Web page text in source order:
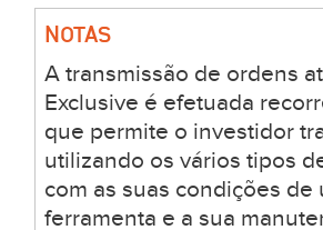
NOTAS
A transmissão de ordens
Exclusive é efetuada
que permite o investidor
utilizando os vários tipos
com as suas condições de
ferramenta e a sua